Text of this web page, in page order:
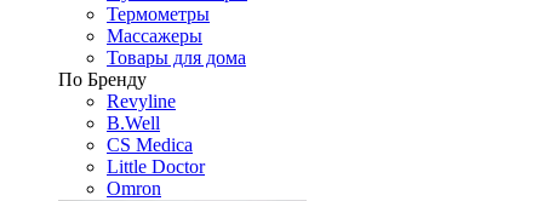
Термометры
Массажеры
Товары для дома
По Бренду
Revyline
B.Well
CS Medica
Little Doctor
Omron